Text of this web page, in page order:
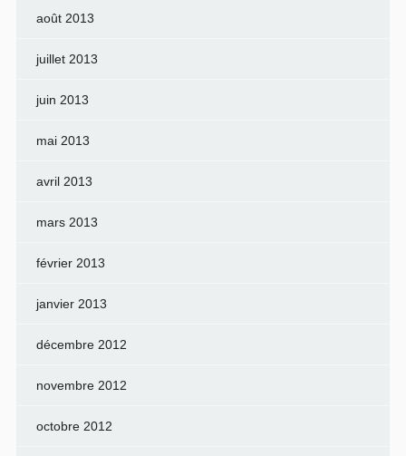
août 2013
juillet 2013
juin 2013
mai 2013
avril 2013
mars 2013
février 2013
janvier 2013
décembre 2012
novembre 2012
octobre 2012